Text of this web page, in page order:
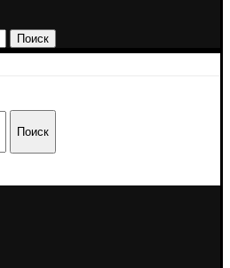
Поиск
Поиск